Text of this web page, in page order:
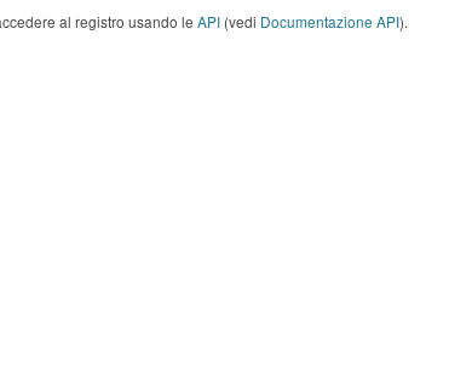
al registro usando le API (vedi Documentazione API).